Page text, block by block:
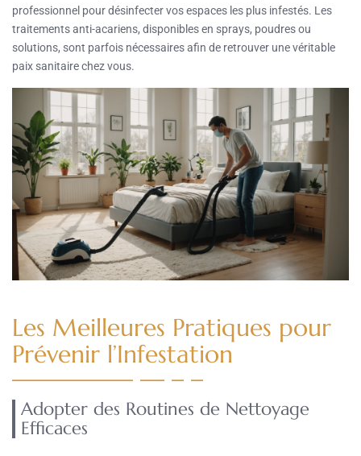
professionnel pour désinfecter vos espaces les plus infestés. Les
traitements anti-acariens, disponibles en sprays, poudres ou
solutions, sont parfois nécessaires afin de retrouver une véritable
paix sanitaire chez vous.
Les Meilleures Pratiques pour
Prévenir l’Infestation
Adopter des Routines de Nettoyage
Efficaces